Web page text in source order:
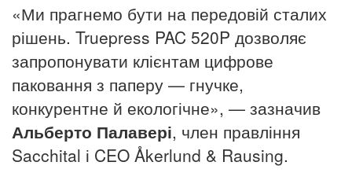
«Ми прагнемо бути на передовій сталих
рішень. Truepress PAC 520P дозволяє
запропонувати клієнтам цифрове
паковання з паперу — гнучке,
конкурентне й екологічне», — зазначив
Альберто Палавері, член правління
Sacchital і CEO Åkerlund & Rausing.